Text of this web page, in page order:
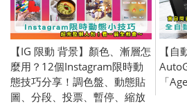
【IG 限動 背景】顏色、漸層怎
麼用？12個Instagram限時動
態技巧分享！調色盤、動態貼
圖、分段、投票、暫停、縮放
【自
「